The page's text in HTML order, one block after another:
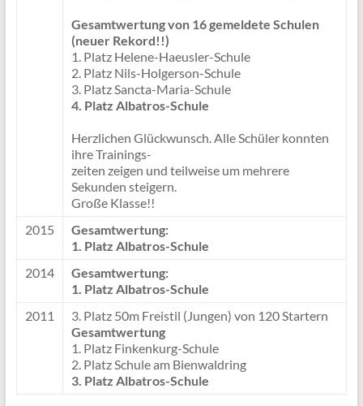
Gesamtwertung von 16 gemeldete Schulen
(neuer Rekord!!)
1. Platz Helene-Haeusler-Schule
2. Platz Nils-Holgerson-Schule
3. Platz Sancta-Maria-Schule
4. Platz Albatros-Schule
Herzlichen Glückwunsch. Alle Schüler konnten
ihre Trainings-
zeiten zeigen und teilweise um mehrere
Sekunden steigern.
Große Klasse!!
2015
Gesamtwertung:
1. Platz Albatros-Schule
2014
Gesamtwertung:
1. Platz Albatros-Schule
2011
3. Platz 50m Freistil (Jungen) von 120 Startern
Gesamtwertung
1. Platz Finkenkurg-Schule
2. Platz Schule am Bienwaldring
3. Platz Albatros-Schule